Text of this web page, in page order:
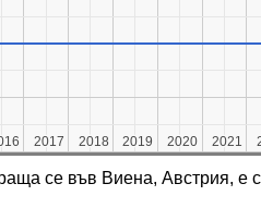
2017
2017 2018
2018 2019
2019 2020
2020 2021
2021
се във Виена, Австрия, е